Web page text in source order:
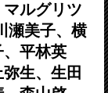
ルグリツ
瀬美子、横
平林英
生、生田